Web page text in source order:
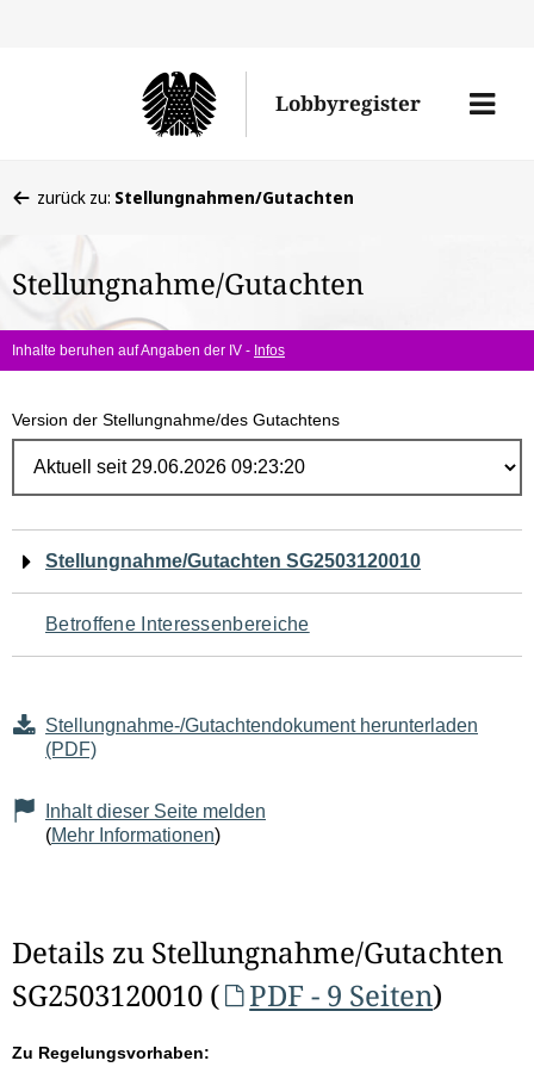
Lobbyregister
Menü
befinden
hier:
zurück zu: Stellungnahmen/Gutachten
Stellungnahme/Gutachten
Inhalte beruhen auf Angaben der IV - Infos
Version der Stellungnahme/des Gutachtens
Navigation
für
den
Seiteninhalt
Stellungnahme/Gutachten SG2503120010
Betroffene Interessenbereiche
Stellungnahme-/Gutachtendokument herunterladen
(PDF)
Inhalt dieser Seite melden
(Mehr Informationen)
Details zu Stellungnahme/Gutachten
SG2503120010 (
PDF - 9 Seiten)
Zu Regelungsvorhaben: